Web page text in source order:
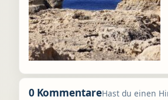
0 KommentareHast du einen